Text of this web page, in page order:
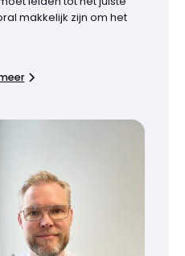
makkelijk zijn om het